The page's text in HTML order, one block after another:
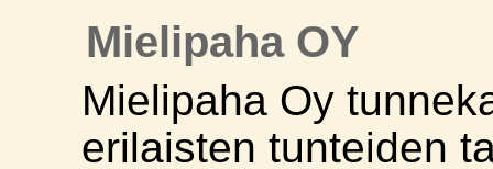
Mielipaha OY
Mielipaha Oy
erilaisten tunteiden